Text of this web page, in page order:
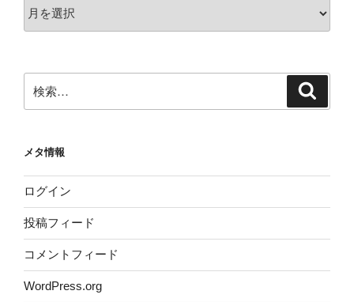
ー
索:
メタ情報
ログイン
投稿フィード
コメントフィード
WordPress.org